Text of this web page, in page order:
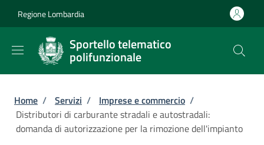
Regione Lombardia
Sportello telematico
polifunzionale
Briciole di pane
Home / Servizi / Imprese e commercio /
Distributori di carburante stradali e autostradali:
domanda di autorizzazione per la rimozione dell'impianto